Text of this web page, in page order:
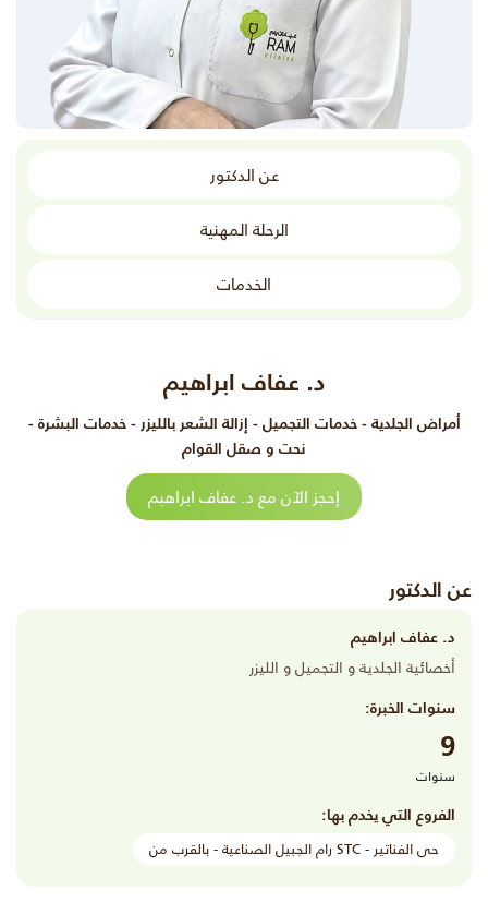
عن الدكتور
الرحلة المهنية
الخدمات
د. عفاف ابراهيم
أمراض الجلدية - خدمات التجميل - إزالة الشعر بالليزر - خدمات البشرة -
نحت و صقل القوام
إحجز الآن مع د. عفاف ابراهيم
عن الدكتور
د. عفاف ابراهيم
أخصائية الجلدية و التجميل و الليزر
سنوات الخبرة:
9
سنوات
الفروع التي يخدم بها:
حى الفناتير - STC رام الجبيل الصناعية - بالقرب من